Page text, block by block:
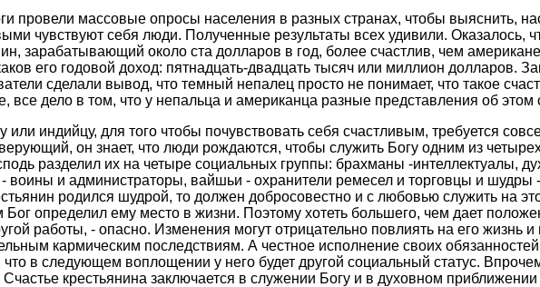
провели массовые опросы населения в разных странах, чтобы выяснить,
чувствуют себя люди. Полученные результаты всех удивили. Оказалось,
зарабатывающий около ста долларов в год, более счастлив, чем
его годовой доход: пятнадцать-двадцать тысяч или миллион долларов.
сделали вывод, что темный непалец просто не понимает, что такое
все дело в том, что у непальца и американца разные представления об этом
или индийцу, для того чтобы почувствовать себя счастливым, требуется
он знает, что люди рождаются, чтобы служить Богу одним из
разделил их на четыре социальных группы: брахманы -интеллектуалы,
воины и администраторы, вайшьи - охранители ремесел и торговцы и шудры
родился шудрой, то должен добросовестно и с любовью служить на
Бог определил ему место в жизни. Поэтому хотеть большего, чем дает
работы, - опасно. Изменения могут отрицательно повлиять на его жизнь и
кармическим последствиям. А честное исполнение своих обязанностей
что в следующем воплощении у него будет другой социальный статус.
Счастье крестьянина заключается в служении Богу и в духовном приближении